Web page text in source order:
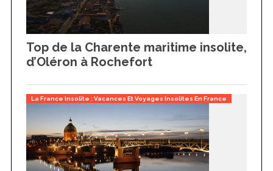
Top de la Charente maritime insolite,
d’Oléron à Rochefort
La France Insolite : Vacances Et Voyages Insolites En France